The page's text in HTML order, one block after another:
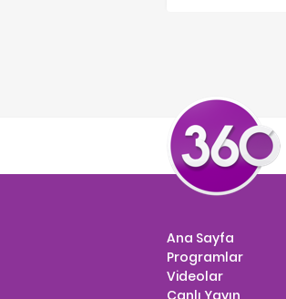
Ana Sayfa
Programlar
Videolar